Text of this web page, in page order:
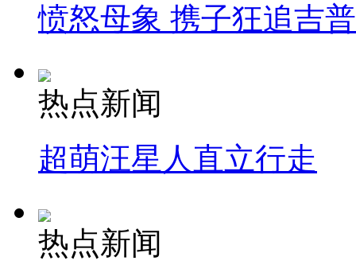
愤怒母象 携子狂追吉
热点新闻
超萌汪星人直立行走
热点新闻